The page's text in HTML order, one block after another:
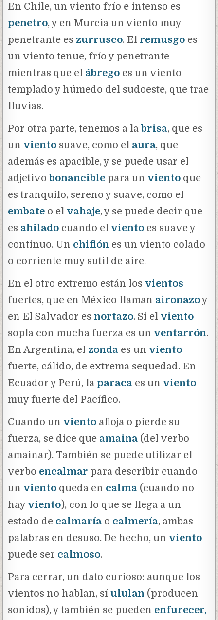
En Chile, un viento frío e intenso es
penetro, y en Murcia un viento muy
penetrante es zurrusco. El remusgo es
un viento tenue, frío y penetrante
mientras que el ábrego es un viento
templado y húmedo del sudoeste, que trae
lluvias.
Por otra parte, tenemos a labrisa, que es
un viento suave, como el aura, que
además es apacible, y se puede usar el
adjetivobonancible para un viento que
es tranquilo, sereno y suave, como el
embate o el vahaje, y se puede decir que
es ahilado cuando el viento es suave y
continuo. Un chiflón es un viento colado
o corriente muy sutil de aire.
En el otro extremo están los vientos
fuertes, que en México llaman aironazoy
en El Salvador es nortazo. Si el viento
sopla con mucha fuerza es un ventarrón.
En Argentina, el zonda es un viento
fuerte, cálido, de extrema sequedad. En
Ecuador y Perú, la paraca es un viento
muy fuerte del Pacífico.
Cuando un viento afloja o pierde su
fuerza, se dice que amaina (del verbo
amainar). También se puede utilizar el
verbo encalmar para describir cuando
un viento queda en calma (cuando no
hay viento), con lo que se llega a un
estado de calmaría o calmería, ambas
palabras en desuso. De hecho, un viento
puede ser calmoso.
Para cerrar, un dato curioso: aunque los
vientos no hablan, síululan (producen
sonidos), y también se pueden enfurecer,